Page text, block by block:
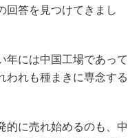
回答を見つけてきまし
には中国工場であって
われも種まきに専念する
に売れ始めるのも、中